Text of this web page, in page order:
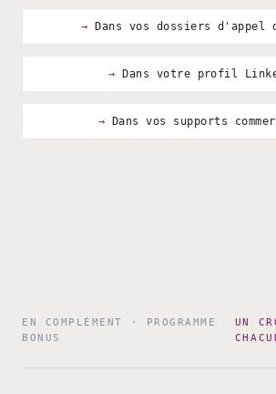
Dans vos dossiers d'appel
Dans votre profil
Dans vos supports
EN COMPLÉMENT · PROGRAMME
BONUS
UN